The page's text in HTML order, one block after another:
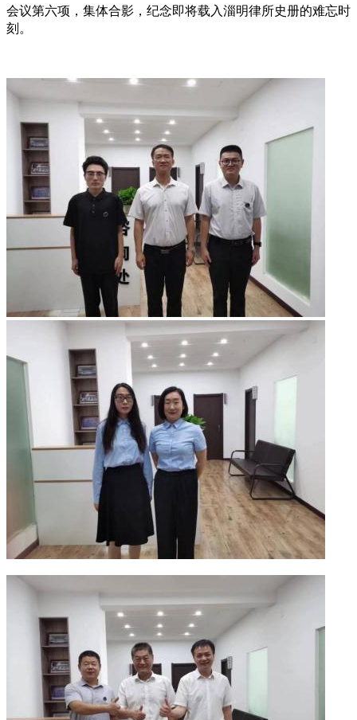
会议第六项，集体合影，纪念即将载入淄明律所史册的难忘时
刻。